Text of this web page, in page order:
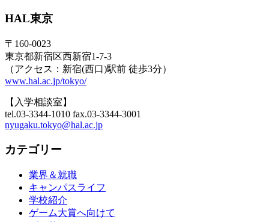
HAL東京
〒160-0023
東京都新宿区西新宿1-7-3
（アクセス：新宿(西口)駅前 徒歩3分）
www.hal.ac.jp/tokyo/
【入学相談室】
tel.03-3344-1010 fax.03-3344-3001
nyugaku.tokyo@hal.ac.jp
カテゴリー
業界＆就職
キャンパスライフ
学校紹介
ゲーム大賞へ向けて